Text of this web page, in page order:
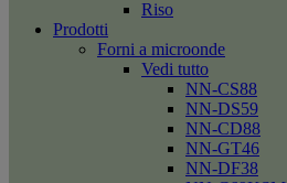
Riso
Prodotti
Forni a microonde
Vedi tutto
NN-CS88
NN-DS59
NN-CD88
NN-GT46
NN-DF38